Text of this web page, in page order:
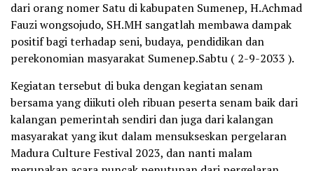
dari orang nomer Satu di kabupaten Sumenep, H.Achmad
Fauzi wongsojudo, SH.MH sangatlah membawa dampak
positif bagi terhadap seni, budaya, pendidikan dan
perekonomian masyarakat Sumenep.Sabtu ( 2-9-2033 ).
Kegiatan tersebut di buka dengan kegiatan senam
bersama yang diikuti oleh ribuan peserta senam baik dari
kalangan pemerintah sendiri dan juga dari kalangan
masyarakat yang ikut dalam mensukseskan pergelaran
Madura Culture Festival 2023, dan nanti malam